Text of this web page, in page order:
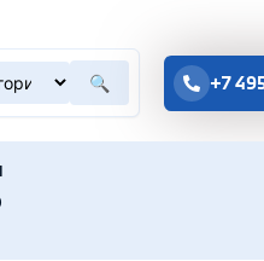
🔍 +7